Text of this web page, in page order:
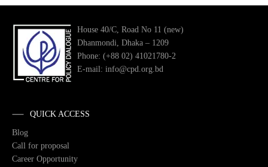
House 40/C, Road No 11 (new)
Dhanmondi, Dhaka – 1209
Phone: (+88 02) 41021780-2
E-mail: info@cpd.org.bd
QUICK ACCESS
Blog
Call for proposal
Career Opportunity